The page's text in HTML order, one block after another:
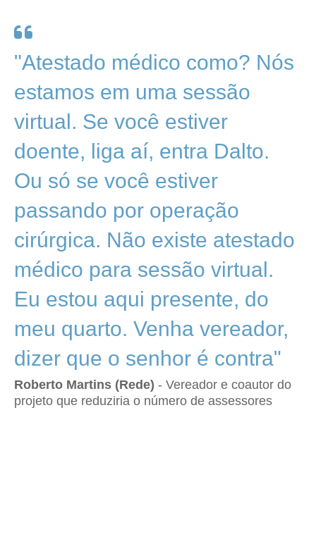
"Atestado médico como? Nós
estamos em uma sessão
virtual. Se você estiver
doente, liga aí, entra Dalto.
Ou só se você estiver
passando por operação
cirúrgica. Não existe atestado
médico para sessão virtual.
Eu estou aqui presente, do
meu quarto. Venha vereador,
dizer que o senhor é contra"
Roberto Martins (Rede) - Vereador e coautor do
projeto que reduziria o número de assessores